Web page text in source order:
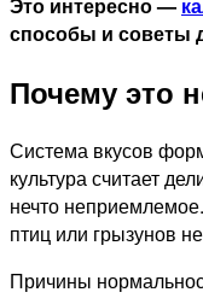
способы и советы
Почему это
Система вкусов
культура считает
нечто
птиц или грызунов
Причины